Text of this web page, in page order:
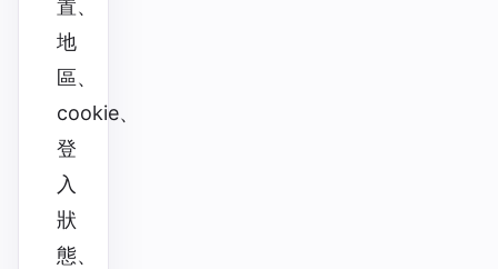
置、
地
區、
cookie、
登
入
狀
態、